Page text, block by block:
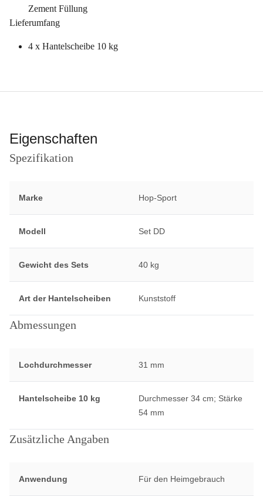
Zement Füllung
Lieferumfang
4 x Hantelscheibe 10 kg
Eigenschaften
Spezifikation
Marke Hop-Sport
Modell Set DD
Gewicht des Sets 40 kg
Art der Hantelscheiben Kunststoff
Abmessungen
Lochdurchmesser 31 mm
Hantelscheibe 10 kg
Durchmesser 34 cm; Stärke
54 mm
Zusätzliche Angaben
Anwendung Für den Heimgebrauch